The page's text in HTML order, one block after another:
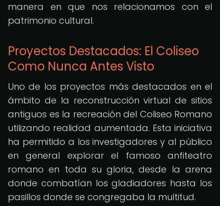
manera en que nos relacionamos con el
patrimonio cultural.
Proyectos Destacados: El Coliseo
Como Nunca Antes Visto
Uno de los proyectos más destacados en el
ámbito de la reconstrucción virtual de sitios
antiguos es la recreación del Coliseo Romano
utilizando realidad aumentada. Esta iniciativa
ha permitido a los investigadores y al público
en general explorar el famoso anfiteatro
romano en toda su gloria, desde la arena
donde combatían los gladiadores hasta los
pasillos donde se congregaba la multitud.